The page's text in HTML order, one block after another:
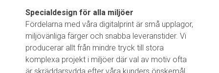
Specialdesign för alla miljöer
Fördelarna med våra digitalprint är små upplagor,
miljövänliga färger och snabba leveranstider. Vi
producerar allt från mindre tryck till stora
komplexa projekt i miljöer där val av motiv ofta